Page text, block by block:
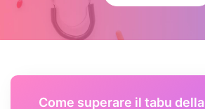
Come superare il tabu della